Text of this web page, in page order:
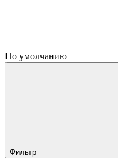
По умолчанию
Фильтр